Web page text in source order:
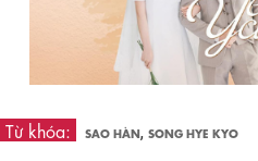
Từ khóa: SAO HÀN, SONG HYE KYO